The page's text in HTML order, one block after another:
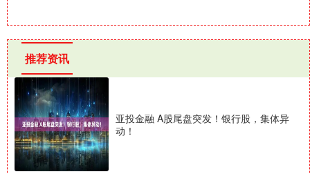
推荐资讯
亚投金融 A股尾盘突发！银行股，集体异
动！